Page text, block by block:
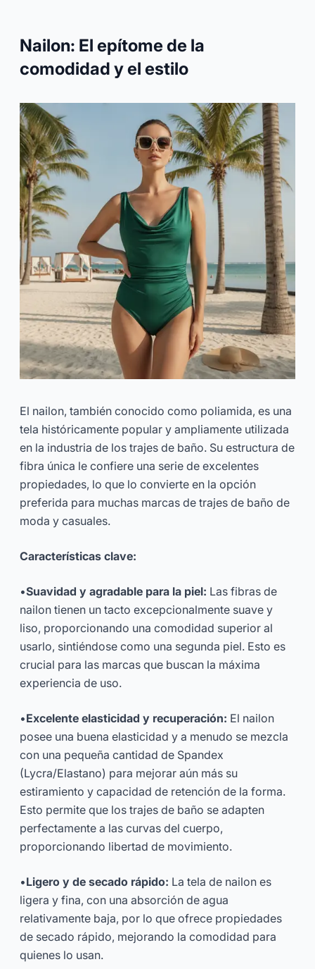
Nailon: El epítome de la
comodidad y el estilo
El nailon, también conocido como poliamida, es una
tela históricamente popular y ampliamente utilizada
en la industria de los trajes de baño. Su estructura de
fibra única le confiere una serie de excelentes
propiedades, lo que lo convierte en la opción
preferida para muchas marcas de trajes de baño de
moda y casuales.
Características clave:
•Suavidad y agradable para la piel: Las fibras de
nailon tienen un tacto excepcionalmente suave y
liso, proporcionando una comodidad superior al
usarlo, sintiéndose como una segunda piel. Esto es
crucial para las marcas que buscan la máxima
experiencia de uso.
•Excelente elasticidad y recuperación: El nailon
posee una buena elasticidad y a menudo se mezcla
con una pequeña cantidad de Spandex
(Lycra/Elastano) para mejorar aún más su
estiramiento y capacidad de retención de la forma.
Esto permite que los trajes de baño se adapten
perfectamente a las curvas del cuerpo,
proporcionando libertad de movimiento.
•Ligero y de secado rápido: La tela de nailon es
ligera y fina, con una absorción de agua
relativamente baja, por lo que ofrece propiedades
de secado rápido, mejorando la comodidad para
quienes lo usan.